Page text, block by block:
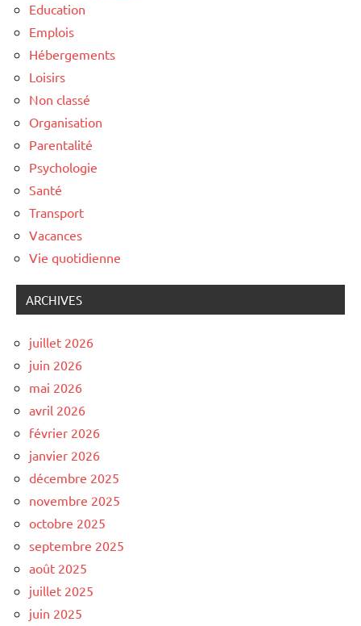
Education
Emplois
Hébergements
Loisirs
Non classé
Organisation
Parentalité
Psychologie
Santé
Transport
Vacances
Vie quotidienne
ARCHIVES
juillet 2026
juin 2026
mai 2026
avril 2026
février 2026
janvier 2026
décembre 2025
novembre 2025
octobre 2025
septembre 2025
août 2025
juillet 2025
juin 2025